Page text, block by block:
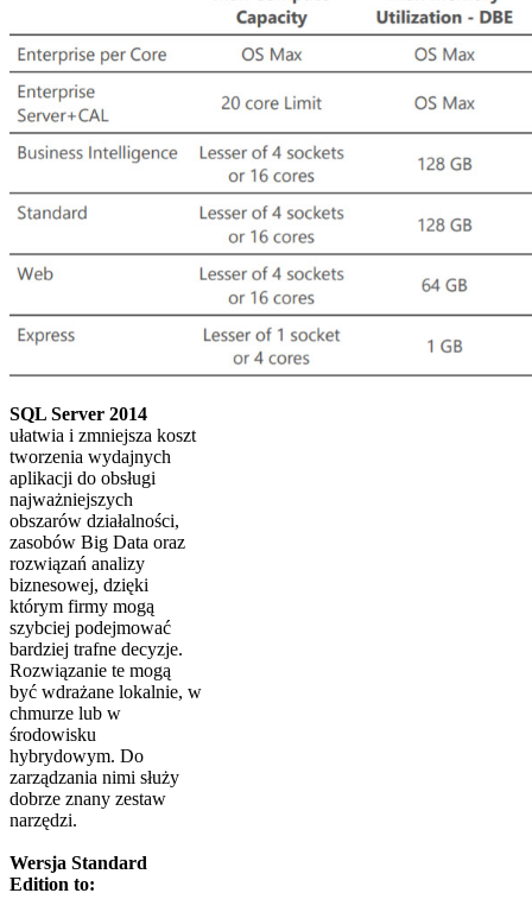
SQL Server 2014
ułatwia i zmniejsza koszt
tworzenia wydajnych
aplikacji do obsługi
najważniejszych
obszarów działalności,
zasobów Big Data oraz
rozwiązań analizy
biznesowej, dzięki
którym firmy mogą
szybciej podejmować
bardziej trafne decyzje.
Rozwiązanie te mogą
być wdrażane lokalnie, w
chmurze lub w
środowisku
hybrydowym. Do
zarządzania nimi służy
dobrze znany zestaw
narzędzi.
Wersja Standard
Edition to: